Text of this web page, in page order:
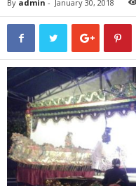
By admin - January 30, 2018